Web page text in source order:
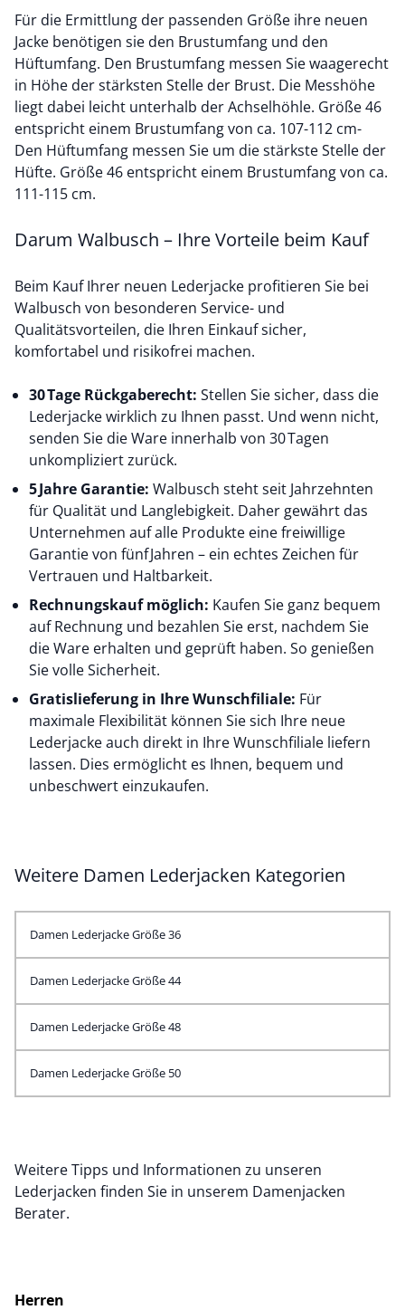
Für die Ermittlung der passenden Größe ihre neuen
Jacke benötigen sie den Brustumfang und den
Hüftumfang. Den Brustumfang messen Sie waagerecht
in Höhe der stärksten Stelle der Brust. Die Messhöhe
liegt dabei leicht unterhalb der Achselhöhle. Größe 46
entspricht einem Brustumfang von ca. 107-112 cm-
Den Hüftumfang messen Sie um die stärkste Stelle der
Hüfte. Größe 46 entspricht einem Brustumfang von ca.
111-115 cm.
Darum Walbusch – Ihre Vorteile beim Kauf
Beim Kauf Ihrer neuen Lederjacke profitieren Sie bei
Walbusch von besonderen Service- und
Qualitätsvorteilen, die Ihren Einkauf sicher,
komfortabel und risikofrei machen.
30 Tage Rückgaberecht: Stellen Sie sicher, dass die
Lederjacke wirklich zu Ihnen passt. Und wenn nicht,
senden Sie die Ware innerhalb von 30 Tagen
unkompliziert zurück.
5 Jahre Garantie: Walbusch steht seit Jahrzehnten
für Qualität und Langlebigkeit. Daher gewährt das
Unternehmen auf alle Produkte eine freiwillige
Garantie von fünf Jahren – ein echtes Zeichen für
Vertrauen und Haltbarkeit.
Rechnungskauf möglich: Kaufen Sie ganz bequem
auf Rechnung und bezahlen Sie erst, nachdem Sie
die Ware erhalten und geprüft haben. So genießen
Sie volle Sicherheit.
Gratislieferung in Ihre Wunschfiliale: Für
maximale Flexibilität können Sie sich Ihre neue
Lederjacke auch direkt in Ihre Wunschfiliale liefern
lassen. Dies ermöglicht es Ihnen, bequem und
unbeschwert einzukaufen.
Weitere Damen Lederjacken Kategorien
Damen Lederjacke Größe 36
Damen Lederjacke Größe 44
Damen Lederjacke Größe 48
Damen Lederjacke Größe 50
Weitere Tipps und Informationen zu unseren
Lederjacken finden Sie in unserem Damenjacken
Berater.
Herren